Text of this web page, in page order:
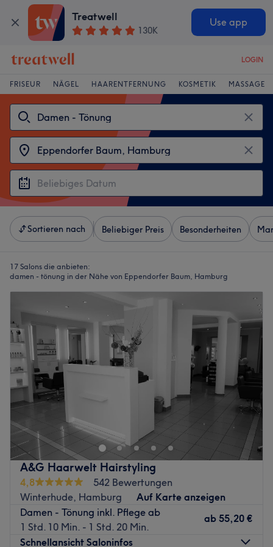
Treatwell
130K
Use app
LOGIN
FRISEUR NÄGEL HAARENTFERNUNG KOSMETIK MASSAGE
Sortieren nach Beliebiger Preis Besonderheiten
17 Salons die anbieten:
damen - tönung in der Nähe von Eppendorfer Baum, Hamburg
A&G Haarwelt Hairstyling
4,8
542 Bewertungen
Winterhude, Hamburg
Auf Karte anzeigen
Damen - Tönung inkl. Pflege ab
1 Std. 10 Min. - 1 Std. 20 Min.
ab 55,20 €
Schnellansicht Saloninfos